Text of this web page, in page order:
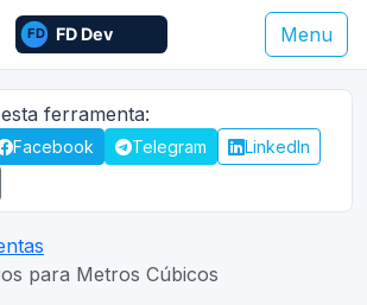
Menu
ferramenta:
Facebook Telegram
LinkedIn
para Metros Cúbicos